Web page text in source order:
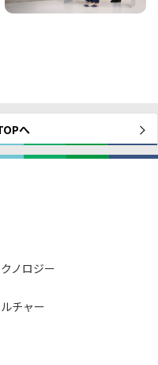
へ
ノロジー
チャー